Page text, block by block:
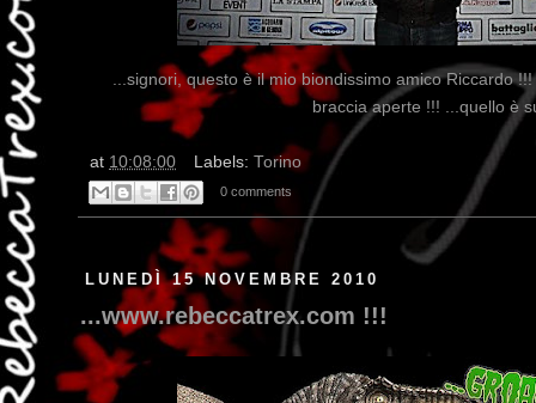
...signori, questo è il mio biondissimo amico Riccardo
braccia aperte !!! ...quello è
at 10:08:00 Labels: Torino
0 comments
LUNEDÌ 15 NOVEMBRE 2010
...www.rebeccatrex.com !!!